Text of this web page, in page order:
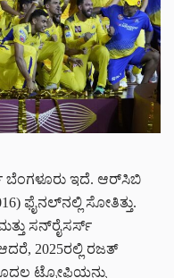
ಬೆಂಗಳೂರು ಇದೆ. ಆರ್‌ಸಿಬಿ
ಫೈನಲ್‌ನಲ್ಲಿ ಸೋತಿತ್ತು.
ಸನ್‌ರೈಸರ್ಸ್
2025ರಲ್ಲಿ ರಜತ್
ಟ್ರೋಫಿಯನ್ನು